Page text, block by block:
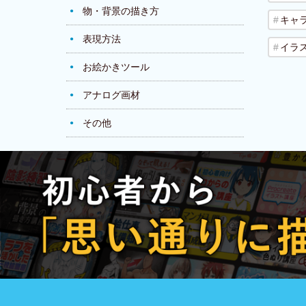
物・背景の描き方
表現方法
お絵かきツール
アナログ画材
その他
キャ
イラ